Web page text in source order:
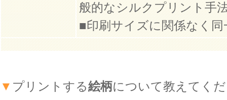
般的なシルクプリント手
■印刷サイズに関係なく
▼ プリントする絵柄について教えてく